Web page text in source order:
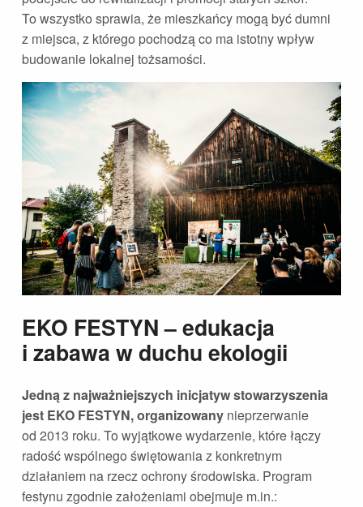
To wszystko sprawia, że mieszkańcy mogą być dumni
z miejsca, z którego pochodzą co ma istotny wpływ
budowanie lokalnej tożsamości.
EKO FESTYN – edukacja
i zabawa w duchu ekologii
Jedną z najważniejszych inicjatyw stowarzyszenia
jest EKO FESTYN, organizowany nieprzerwanie
od 2013 roku. To wyjątkowe wydarzenie, które łączy
radość wspólnego świętowania z konkretnym
działaniem na rzecz ochrony środowiska. Program
festynu zgodnie założeniami obejmuje m.in.: